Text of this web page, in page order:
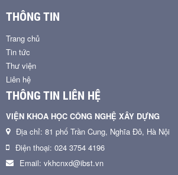
THÔNG TIN
Trang chủ
Tin tức
Thư viện
Liên hệ
THÔNG TIN LIÊN HỆ
VIỆN KHOA HỌC CÔNG NGHỆ XÂY DỰNG
Địa chỉ: 81 phố Trần Cung, Nghĩa Đô, Hà Nội
Điện thoại: 024 3754 4196
Email: vkhcnxd@ibst.vn